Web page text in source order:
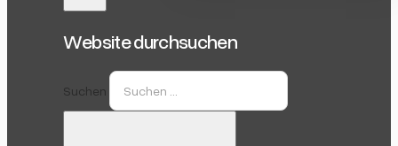
Website durchsuchen
Suchen